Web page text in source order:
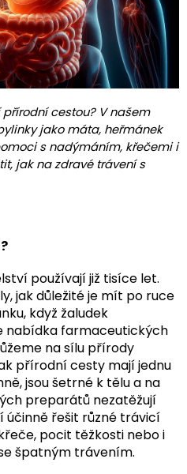
cestou? V našem
jako máta, heřmánek
s nadýmáním, křečemi i
jak na zdravé trávení s
používají již tisíce let.
jak důležité je mít po ruce
když žaludek
nabídka farmaceutických
na sílu přírody
přírodní cesty mají jednu
jsou šetrné k tělu a na
preparátů nezatěžují
účinně řešit různé trávicí
pocit těžkosti nebo i
špatným trávením.